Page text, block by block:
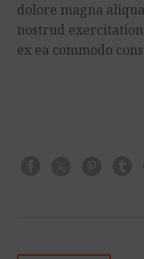
dolore magna
nostrud
ex ea commodo